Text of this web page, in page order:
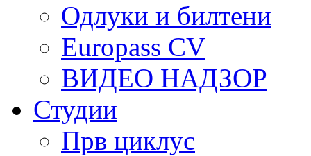
Одлуки и билтени
Europass CV
ВИДЕО НАДЗОР
Студии
Прв циклус